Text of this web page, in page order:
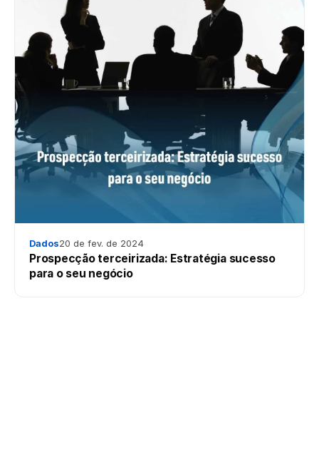
Dados20 de fev. de 2024
Prospecção terceirizada: Estratégia sucesso
para o seu negócio